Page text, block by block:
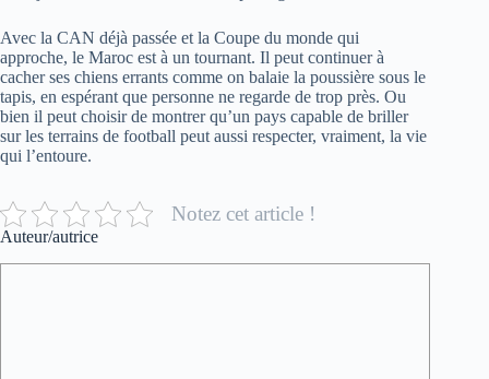
Avec la CAN déjà passée et la Coupe du monde qui
approche, le Maroc est à un tournant. Il peut continuer à
cacher ses chiens errants comme on balaie la poussière sous le
tapis, en espérant que personne ne regarde de trop près. Ou
bien il peut choisir de montrer qu’un pays capable de briller
sur les terrains de football peut aussi respecter, vraiment, la vie
qui l’entoure.
Notez cet article !
Auteur/autrice